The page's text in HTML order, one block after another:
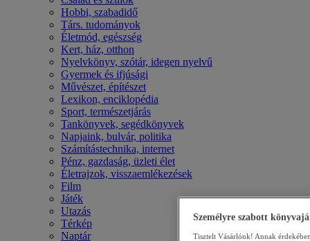
Hobbi, szabadidő
Társ. tudományok
Életmód, egészség
Kert, ház, otthon
Nyelvkönyv, szótár, idegen nyelvű
Gyermek és ifjúsági
Művészet, építészet
Lexikon, enciklopédia
Sport, természetjárás
Tankönyvek, segédkönyvek
Napjaink, bulvár, politika
Számítástechnika, internet
Pénz, gazdaság, üzleti élet
Életrajzok, visszaemlékezések
Film
Játék
Utazás
Térkép
Naptár
Személyre szabott
Tisztelt Vásárlónk! Annak